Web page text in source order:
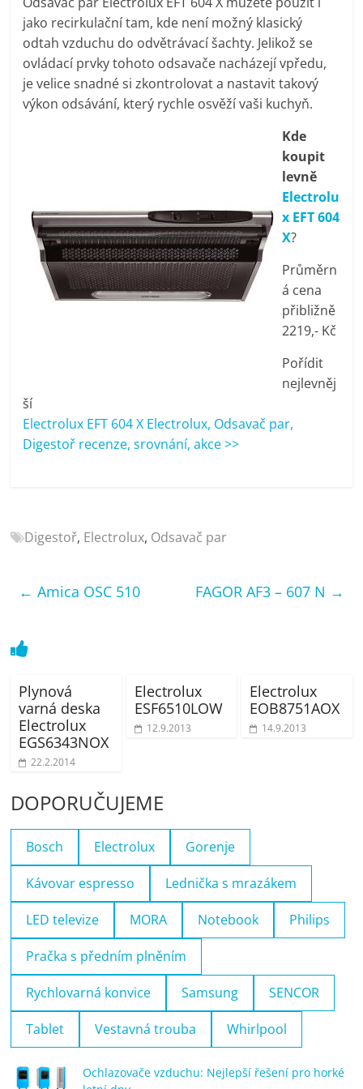
pračky,
televize,
notebooky,
telefony,
kávovary,
bazény
OK,
recenze,
pračky,
telefony,
kávovary,
jako recirkulační tam, kde není možný klasický
odtah vzduchu do odvětrávací šachty. Jelikož se
ovládací prvky tohoto odsavače nacházejí vpředu,
je velice snadné si zkontrolovat a nastavit takový
výkon odsávání, který rychle osvěží vaši kuchyň.
Kde
koupit
levně
Electrolu
x EFT 604
X?
Průměrn
á cena
přibližně
2219,- Kč
Pořídit
nejlevněj
ší
Electrolux EFT 604 X Electrolux, Odsavač par,
Digestoř recenze, srovnání, akce >>
Digestoř, Electrolux, Odsavač par
← Amica OSC 510 FAGOR AF3 – 607 N →
Plynová
varná deska
Electrolux
EGS6343NOX
22.2.2014
Electrolux
ESF6510LOW
12.9.2013
Electrolux
EOB8751AOX
14.9.2013
DOPORUČUJEME
Bosch Electrolux Gorenje
Kávovar espresso Lednička s mrazákem
LED televize MORA Notebook Philips
Pračka s předním plněním
Rychlovarná konvice Samsung SENCOR
Tablet Vestavná trouba Whirlpool
Ochlazovače vzduchu: Nejlepší řešení pro horké